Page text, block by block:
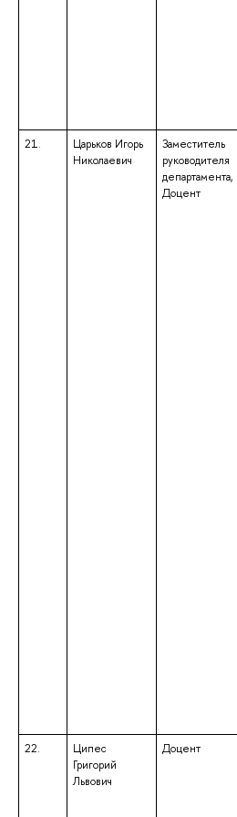
21.
Царьков Игорь
Николаевич
Заместитель
руководителя
департамента,
Доцент
22.
Ципес
Григорий
Львович
Доцент